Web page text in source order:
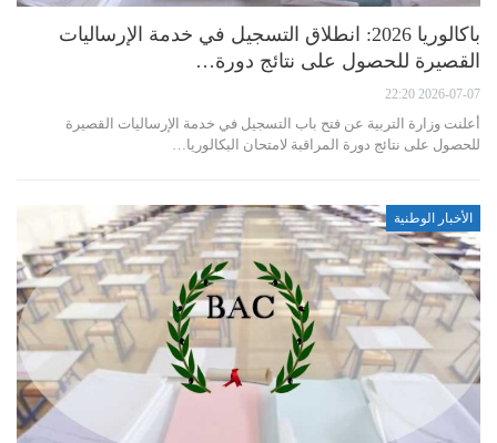
باكالوريا 2026: انطلاق التسجيل في خدمة الإرساليات
القصيرة للحصول على نتائج دورة…
2026-07-07 22:20
أعلنت وزارة التربية عن فتح باب التسجيل في خدمة الإرساليات القصيرة
للحصول على نتائج دورة المراقبة لامتحان البكالوريا…
الأخبار الوطنية